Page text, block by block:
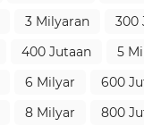
3 Milyaran
300
400 Jutaan
5
6 Milyar
600
8 Milyar
800